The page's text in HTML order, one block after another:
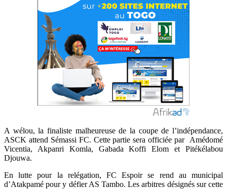
A wélou, la finaliste malheureuse de la coupe de l’indépendance,
ASCK attend Sémassi FC. Cette partie sera officiée par Amédomé
Vicentia, Akpanri Komla, Gabada Koffi Elom et Pitékélabou
Djouwa.
En lutte pour la relégation, FC Espoir se rend au municipal
d’Atakpamé pour y défier AS Tambo. Les arbitres désignés sur cette